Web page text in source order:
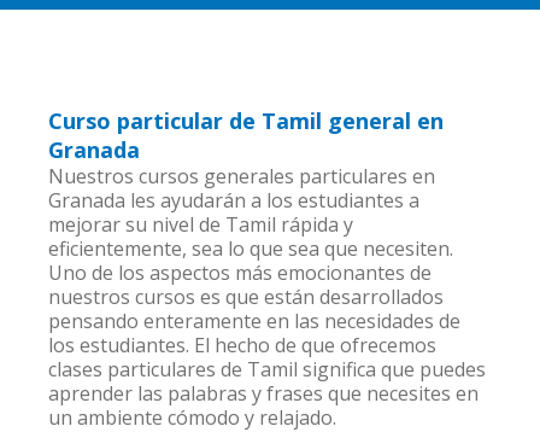
Curso particular de Tamil general en
Granada
Nuestros cursos generales particulares en
Granada les ayudarán a los estudiantes a
mejorar su nivel de Tamil rápida y
eficientemente, sea lo que sea que necesiten.
Uno de los aspectos más emocionantes de
nuestros cursos es que están desarrollados
pensando enteramente en las necesidades de
los estudiantes. El hecho de que ofrecemos
clases particulares de Tamil significa que puedes
aprender las palabras y frases que necesites en
un ambiente cómodo y relajado.